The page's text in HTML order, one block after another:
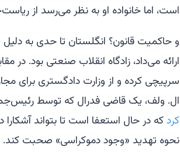
است، اما خانواده او به نظر می‌رسد از
و حاکمیت قانون؟ انگلستان تا حدی به
ارائه می‌داد، زادگاه انقلاب صنعتی بود. در
سرپیچی کرده و از وزارت دادگستری برای
ال. ولف، یک قاضی فدرال که توسط
کردکه در حال استعفا است تا بتواند
نحوه تهدید «وجود دموکراسی» صحبت کند.